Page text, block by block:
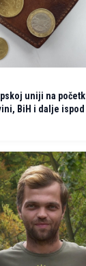
uniji na
BiH i dalje